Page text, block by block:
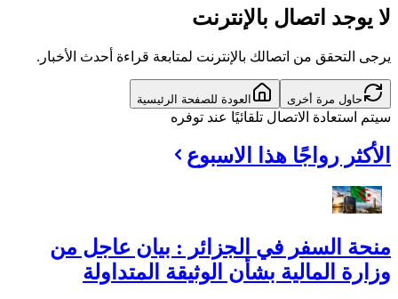
لا يوجد اتصال بالإنترنت
يرجى التحقق من اتصالك بالإنترنت لمتابعة قراءة أحدث الأخبار.
حاول مرة أخرى العودة للصفحة الرئيسية
سيتم استعادة الاتصال تلقائيًا عند توفره
الأكثر رواجًا هذا الاسبوع
منحة السفر في الجزائر : بيان عاجل من
وزارة المالية بشأن الوثيقة المتداولة